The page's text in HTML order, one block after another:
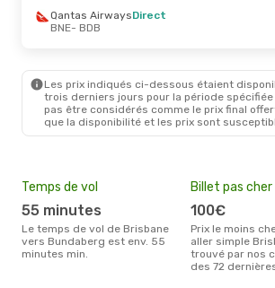
Qantas AirwaysDirect
BNE- BDB
Les prix indiqués ci-dessous étaient
trois derniers jours pour la période
pas être considérés comme le prix final
que la disponibilité et les prix sont
Temps de vol
55 minutes
Le temps de vol de Brisbane
vers Bundaberg est env. 55
minutes min.
Billet pas cher
100€
Prix le moins cher pour un billet
aller simple
trouvé par nos
des 72